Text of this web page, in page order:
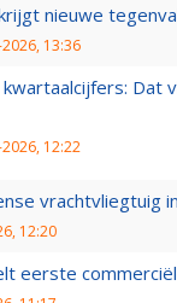
nieuwe
13:36
kwartaalcijfers: Dat
12:22
vrachtvliegtuig
12:20
eerste